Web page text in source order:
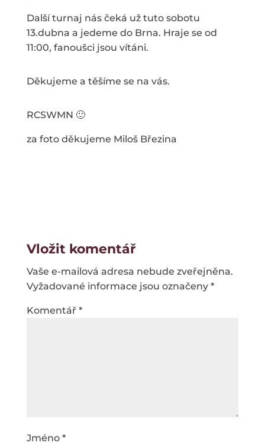
Další turnaj nás čeká už tuto sobotu
13.dubna a jedeme do Brna. Hraje se od
11:00, fanoušci jsou vítáni.
Děkujeme a těšíme se na vás.
RCSWMN 🙂
za foto děkujeme Miloš Březina
Vložit komentář
Vaše e-mailová adresa nebude zveřejněna.
Vyžadované informace jsou označeny *
Komentář *
Jméno *